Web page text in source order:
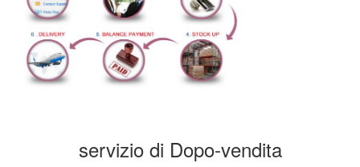
servizio di Dopo-vendita